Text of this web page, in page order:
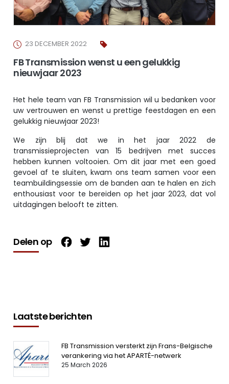
23 DECEMBER 2022
FB Transmission wenst u een gelukkig
nieuwjaar 2023
Het hele team van FB Transmission wil u bedanken voor
uw vertrouwen en wenst u prettige feestdagen en een
gelukkig nieuwjaar 2023!
We zijn blij dat we in het jaar 2022 de
transmissieprojecten van 15 bedrijven met succes
hebben kunnen voltooien. Om dit jaar met een goed
gevoel af te sluiten, kwam ons team samen voor een
teambuildingsessie om de banden aan te halen en zich
enthousiast voor te bereiden op het jaar 2023, dat vol
uitdagingen belooft te zitten.
Delen op
Laatste berichten
FB Transmission versterkt zijn Frans-Belgische
verankering via het APARTÉ-netwerk
25 March 2026